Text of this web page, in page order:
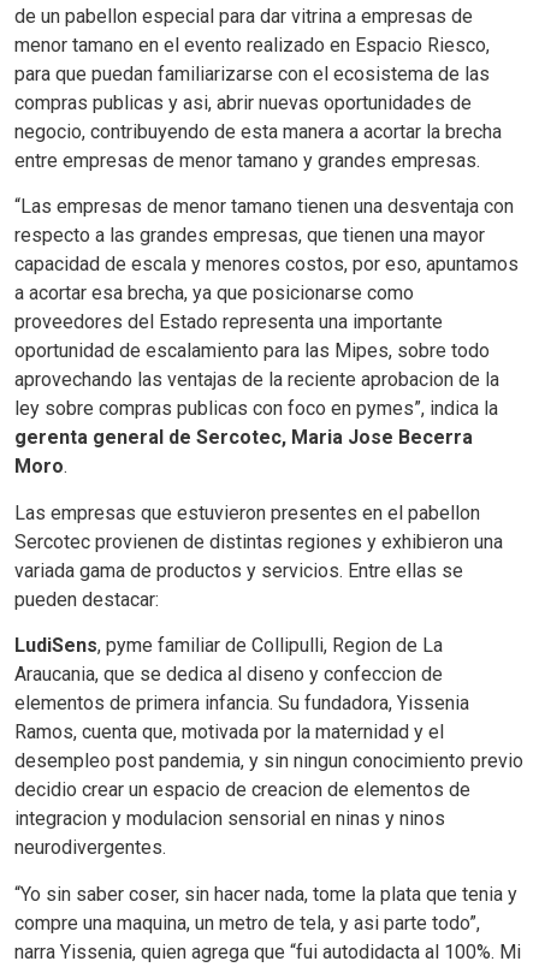
de un pabellon especial para dar vitrina a empresas de
menor tamano en el evento realizado en Espacio Riesco,
para que puedan familiarizarse con el ecosistema de las
compras publicas y asi, abrir nuevas oportunidades de
negocio, contribuyendo de esta manera a acortar la brecha
entre empresas de menor tamano y grandes empresas.
“Las empresas de menor tamano tienen una desventaja con
respecto a las grandes empresas, que tienen una mayor
capacidad de escala y menores costos, por eso, apuntamos
a acortar esa brecha, ya que posicionarse como
proveedores del Estado representa una importante
oportunidad de escalamiento para las Mipes, sobre todo
aprovechando las ventajas de la reciente aprobacion de la
ley sobre compras publicas con foco en pymes”, indica la
gerenta general de Sercotec, Maria Jose Becerra
Moro.
Las empresas que estuvieron presentes en el pabellon
Sercotec provienen de distintas regiones y exhibieron una
variada gama de productos y servicios. Entre ellas se
pueden destacar:
LudiSens, pyme familiar de Collipulli, Region de La
Araucania, que se dedica al diseno y confeccion de
elementos de primera infancia. Su fundadora, Yissenia
Ramos, cuenta que, motivada por la maternidad y el
desempleo post pandemia, y sin ningun conocimiento previo
decidio crear un espacio de creacion de elementos de
integracion y modulacion sensorial en ninas y ninos
neurodivergentes.
“Yo sin saber coser, sin hacer nada, tome la plata que tenia y
compre una maquina, un metro de tela, y asi parte todo”,
narra Yissenia, quien agrega que “fui autodidacta al 100%. Mi